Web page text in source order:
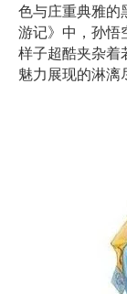
色与庄重典雅的
游记》中，孙悟
样子超酷夹杂着
魅力展现的淋漓